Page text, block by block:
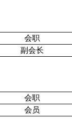
会职
副会长
会职
会员